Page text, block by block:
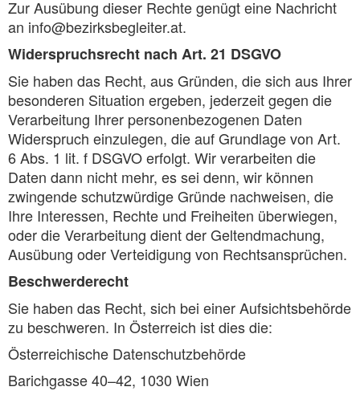
Zur Ausübung dieser Rechte genügt eine Nachricht
an info@bezirksbegleiter.at.
Widerspruchsrecht nach Art. 21 DSGVO
Sie haben das Recht, aus Gründen, die sich aus Ihrer
besonderen Situation ergeben, jederzeit gegen die
Verarbeitung Ihrer personenbezogenen Daten
Widerspruch einzulegen, die auf Grundlage von Art.
6 Abs. 1 lit. f DSGVO erfolgt. Wir verarbeiten die
Daten dann nicht mehr, es sei denn, wir können
zwingende schutzwürdige Gründe nachweisen, die
Ihre Interessen, Rechte und Freiheiten überwiegen,
oder die Verarbeitung dient der Geltendmachung,
Ausübung oder Verteidigung von Rechtsansprüchen.
Beschwerderecht
Sie haben das Recht, sich bei einer Aufsichtsbehörde
zu beschweren. In Österreich ist dies die:
Österreichische Datenschutzbehörde
Barichgasse 40–42, 1030 Wien